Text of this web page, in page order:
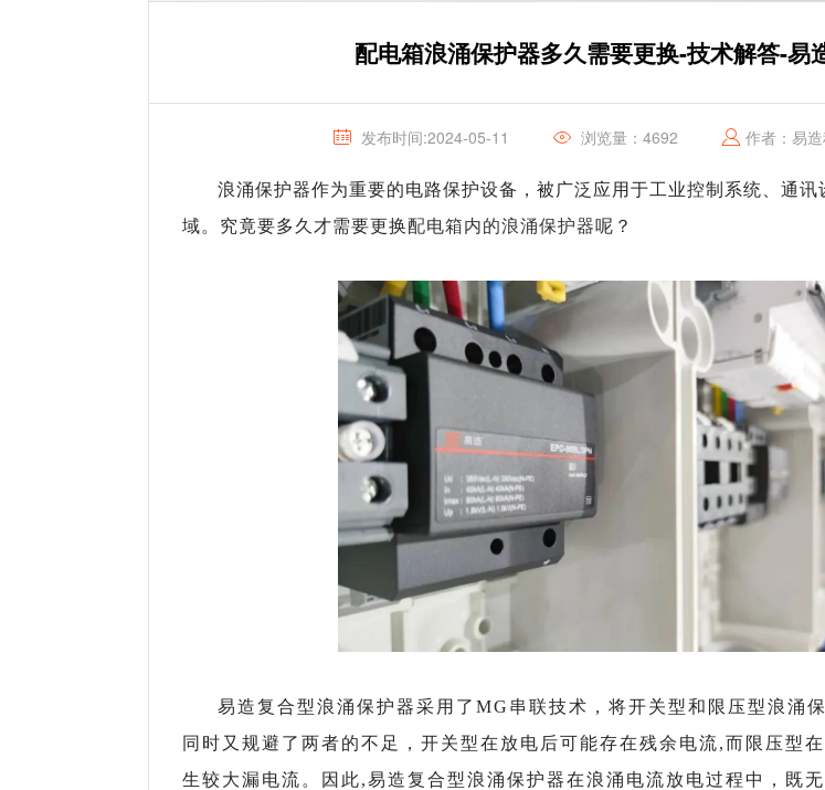
配电箱浪涌保护器多久需要更换-技术解答-易
发布时间:2024-05-11 浏览量：4692 作者：易
浪涌保护器作为重要的电路保护设备，被广泛应用于工业控制系统、通讯
域。究竟要多久才需要更换配电箱内的浪涌保护器呢？
易造复合型浪涌保护器采用了MG串联技术，将开关型和限压型浪涌
同时又规避了两者的不足，开关型在放电后可能存在残余电流,而限压型
生较大漏电流。因此,易造复合型浪涌保护器在浪涌电流放电过程中，既